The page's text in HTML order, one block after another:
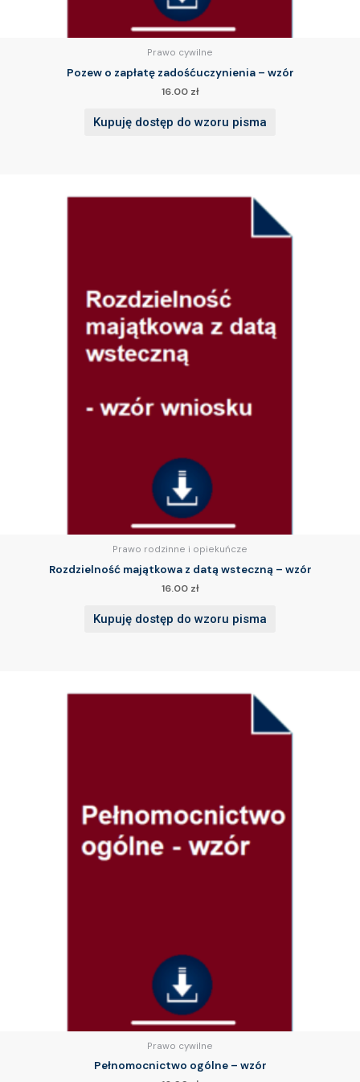
Prawo cywilne
Pozew o zapłatę zadośćuczynienia – wzór
16.00 zł
Kupuję dostęp do wzoru pisma
Prawo rodzinne i opiekuńcze
Rozdzielność majątkowa z datą wsteczną – wzór
16.00 zł
Kupuję dostęp do wzoru pisma
Prawo cywilne
Pełnomocnictwo ogólne – wzór